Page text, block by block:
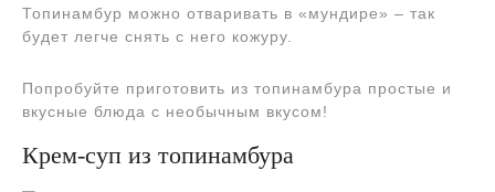
Топинамбур можно отваривать в «мундире» – так
будет легче снять с него кожуру.
Попробуйте приготовить из топинамбура простые и
вкусные блюда с необычным вкусом!
Крем-суп из топинамбура